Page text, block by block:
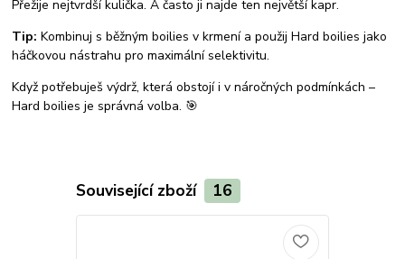
Přežije nejtvrdší kulička. A často ji najde ten největší kapr.
Tip: Kombinuj s běžným boilies v krmení a použij Hard boilies jako
háčkovou nástrahu pro maximální selektivitu.
Když potřebuješ výdrž, která obstojí i v náročných podmínkách –
Hard boilies je správná volba. 🎯
Související zboží 16